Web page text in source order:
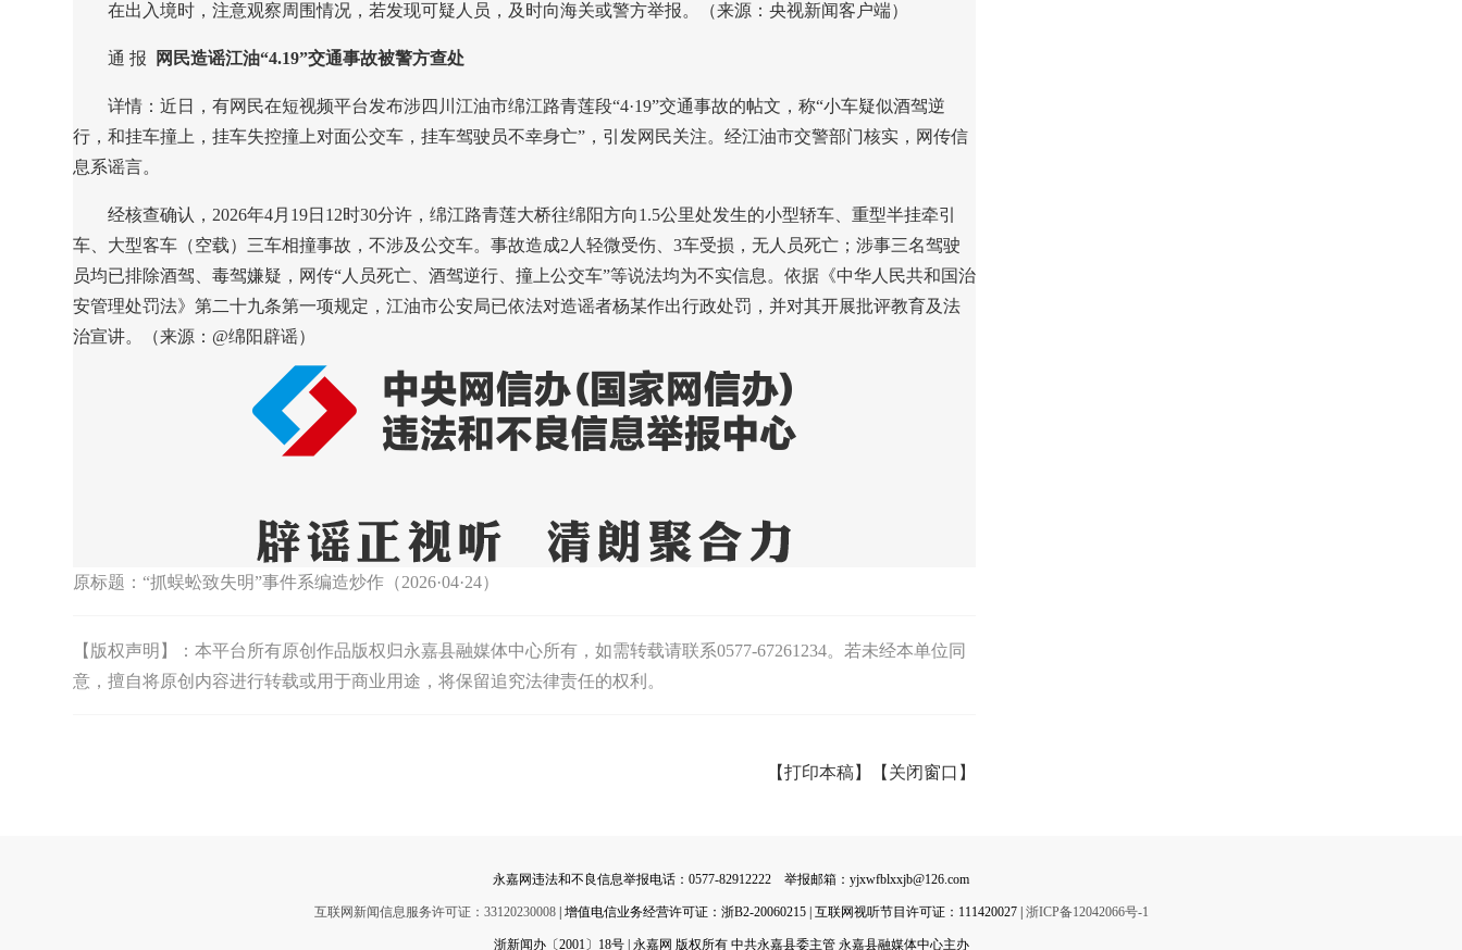
在出入境时，注意观察周围情况，若发现可疑人员，及时向海关或警方举报。（来源：央视新闻客户端）
通 报 网民造谣江油“4.19”交通事故被警方查处
详情：近日，有网民在短视频平台发布涉四川江油市绵江路青莲段“4·19”交通事故的帖文，称“小车疑似酒驾逆
行，和挂车撞上，挂车失控撞上对面公交车，挂车驾驶员不幸身亡”，引发网民关注。经江油市交警部门核实，网传信
息系谣言。
经核查确认，2026年4月19日12时30分许，绵江路青莲大桥往绵阳方向1.5公里处发生的小型轿车、重型半挂牵引
车、大型客车（空载）三车相撞事故，不涉及公交车。事故造成2人轻微受伤、3车受损，无人员死亡；涉事三名驾驶
员均已排除酒驾、毒驾嫌疑，网传“人员死亡、酒驾逆行、撞上公交车”等说法均为不实信息。依据《中华人民共和国治
安管理处罚法》第二十九条第一项规定，江油市公安局已依法对造谣者杨某作出行政处罚，并对其开展批评教育及法
治宣讲。（来源：@绵阳辟谣）
原标题： “抓蜈蚣致失明”事件系编造炒作（2026·04·24）
【版权声明】：本平台所有原创作品版权归永嘉县融媒体中心所有，如需转载请联系0577-67261234。若未经本单位同
意，擅自将原创内容进行转载或用于商业用途，将保留追究法律责任的权利。
【打印本稿】 【关闭窗口】
永嘉网违法和不良信息举报电话：0577-82912222 举报邮箱：yjxwfblxxjb@126.com
互联网新闻信息服务许可证：33120230008| 增值电信业务经营许可证：浙B2-20060215 | 互联网视听节目许可证：111420027 | 浙ICP备12042066号-1
浙新闻办〔2001〕18号 | 永嘉网 版权所有 中共永嘉县委主管 永嘉县融媒体中心主办